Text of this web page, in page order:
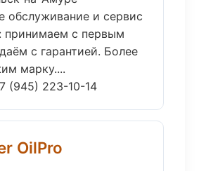
обслуживание и сервис
принимаем с первым
с гарантией. Более
марку....
(945) 223-10-14
OilPro